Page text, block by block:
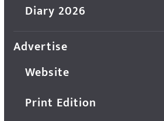
Diary 2026
Advertise
Website
Print Edition